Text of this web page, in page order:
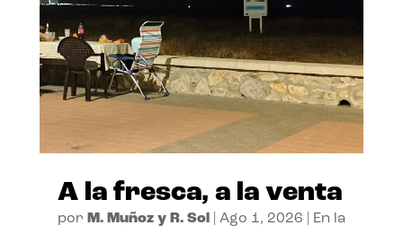
A la fresca, a la venta
por M. Muñoz y R. Sol| Ago 1, 2026
En la